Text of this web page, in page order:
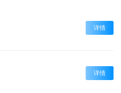
详情
详情